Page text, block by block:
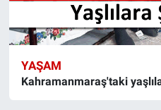
YAŞAM
Kahramanmaraş'taki